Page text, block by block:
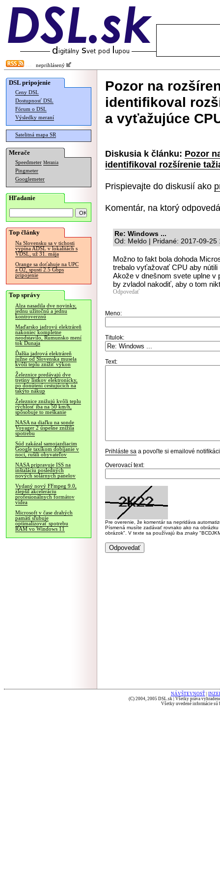
neprihlásený
DSL pripojenie
Ceny DSL
Dostupnosť DSL
Fórum o DSL
Výsledky meraní
Satelitná mapa SR
Merače
Speedmeter Merania
Pingmeter
Googlemeter
Hľadanie
Top články
Na Slovensku sa v tichosti
vypína ADSL v lokalitách s
VDSL, už 31. mája
Orange sa doťahuje na UPC
a O2, spustí 2.5 Gbps
pripojenie
Top správy
Alza nasadila dve novinky,
jednu užitočnú a jednu
kontroverznú
Maďarsko jadrovú elektráreň
nakoniec kompletne
neodstavilo, Rumunsko mení
tok Dunaja
Ďalšia jadrová elektráreň
južne od Slovenska musela
kvôli teplu znížiť výkon
Železnice predávajú dve
tretiny lístkov elektronicky,
po donútení cestujúcich na
takýto nákup
Železnice znižujú kvôli teplu
rýchlosť iba na 50 km/h,
spôsobuje to meškanie
NASA na diaľku na sonde
Voyager 2 úspešne znížila
spotrebu
Súd zakázal samojazdiacim
Google taxíkom dobíjanie v
noci, rušili obyvateľov
NASA pripravuje ISS na
inštaláciu posledných
nových solárnych panelov
Vydaný nový FFmpeg 9.0,
zlepšil akceleráciu
profesionálnych formátov
videa
Microsoft v čase drahých
pamätí sľubuje
optimalizovať spotrebu
RAM vo Windows 11
Pozor na
identifikoval
a vyťažujúce
Diskusia k článku: Pozor
identifikoval rozšírenie
Prispievajte do diskusií ako
Komentár, na ktorý
Re: Windows ...
Od: Meldo | Pridané: 2017-09-25
Možno to fakt bola dohoda
trebalo vyťažovať CPU aby
Akože v dnešnom svete uplne v
by zvladol nakodiť, aby o tom
Odpovedať
Meno:
Titulok:
Text:
Prihláste sa a povoľte si emailové
Overovací text:
Pre overenie, že komentár sa nepridáva
Písmená musíte zadávať rovnako ako na
obrázok". V texte sa používajú iba znaky
NÁVŠTEVNOSŤ
(C) 2004, 2005 DSL.sk | Všetky práva
Všetky uvedené informácie sú